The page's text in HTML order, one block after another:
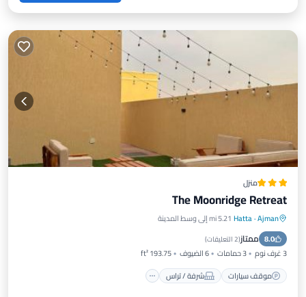
منزل
The Moonridge Retreat
Ajman
·
Hatta 5.21 mi إلى وسط المدينة
8.0 ممتاز(2 التعليقات )
3 غرف نوم 3 حمامات 6 الضيوف
193.75 ft²
موقف سيارات
شرفة / تراس
موقف سيارات شرفة / تراس
مكيف هواء